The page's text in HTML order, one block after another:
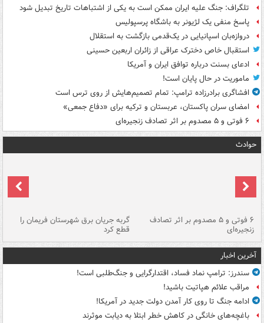
تلگراف: جنگ علیه ایران ممکن است به یکی از اشتباهات تاریخ تبدیل شود
پاسخ منفی یک لژیونر به باشگاه پرسپولیس
دروازه‌بان اسپانیایی در یک‌قدمی بازگشت به استقلال
استقبال خاص دخترک عراقی از زائران اربعین حسینی
ادعای بسنت درباره توافق ایران و آمریکا
ماموریت در حال پایان است!
افشاگری برادرزاده ترامپ: تمام تصمیم‌هایش از روی ترس است
امضای سران پاکستان، عربستان و ترکیه برای «دفاع جمعی»
۶ فوتی و ۵ مصدوم بر اثر تصادف زنجیره‌ای
حوادث
۶ فوتی و ۵ مصدوم بر اثر تصادف
زنجیره‌ای
گربه جریان برق شهرستان فریمان را
قطع کرد
آخرین اخبار
سندرز: ترامپ نماد فساد، اقتدارگرایی و جنگ‌طلبی است!
مراقب علائم هپاتیت باشید!
ادامه جنگ تا روی کار آمدن دولت جدید در آمریکا!
باغچه‌های خانگی در کاهش خطر ابتلا به دیابت موثرند